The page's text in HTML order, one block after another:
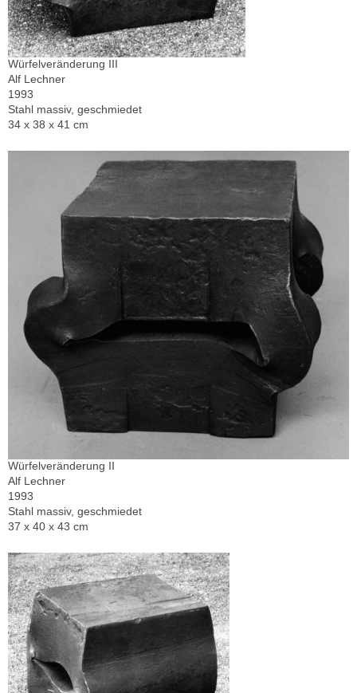
Würfelveränderung III
Alf Lechner
1993
Stahl massiv, geschmiedet
34 x 38 x 41 cm
Würfelveränderung II
Alf Lechner
1993
Stahl massiv, geschmiedet
37 x 40 x 43 cm